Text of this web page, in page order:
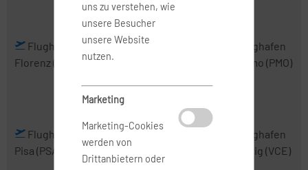
(BGY)
Flughafen
Florenz(FLR)
Flughafen
Mailand-
(MXP)
Flughafen
Palermo (PMO)
Flughafen
Pisa (PSA)
Flughafen
Rom-
Fiumicino
Flughafen
Venedig (VCE)
uns zu verstehen, wie
unsere Besucher
unsere Website
nutzen.
Marketing
Marketing-Cookies
werden von
Drittanbietern oder